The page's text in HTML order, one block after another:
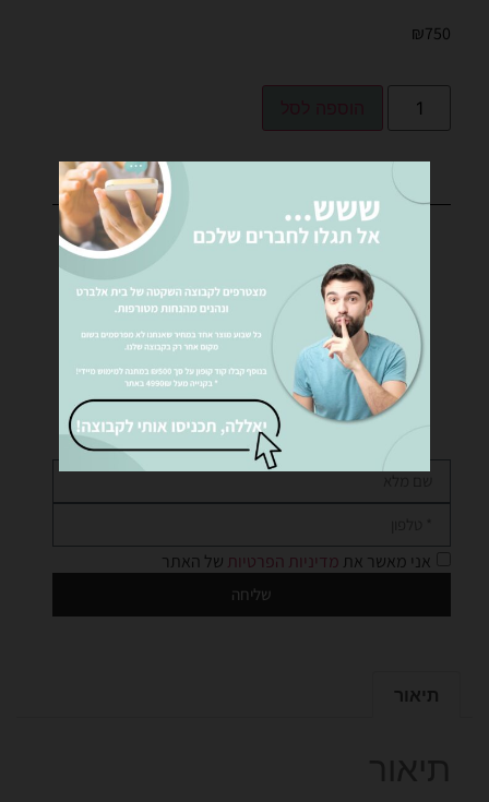
₪750
רוצים לקבל פרטים נוספים?
נציגינו ישמחו לעזור לכם… שלחו לנו הודעה!
אני מאשר את מדיניות הפרטיות של האתר
שליחה
תיאור